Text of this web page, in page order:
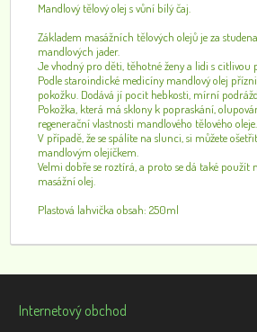
Mandlový tělový olej s vůní bílý čaj.
Základem masážních tělových olejů je za
mandlových jader.
Je vhodný pro děti, těhotné ženy a lidi s citlivou
Podle staroindické medicíny mandlový olej
pokožku. Dodává jí pocit hebkosti, mírní
Pokožka, která má sklony k popraskání,
regenerační vlastnosti mandlového tělového oleje.
V případě, že se spálíte na slunci, si můžete
mandlovým olejíčkem.
Velmi dobře se roztírá, a proto se dá také použít
masážní olej.
Plastová lahvička obsah: 250ml
Internetový obchod